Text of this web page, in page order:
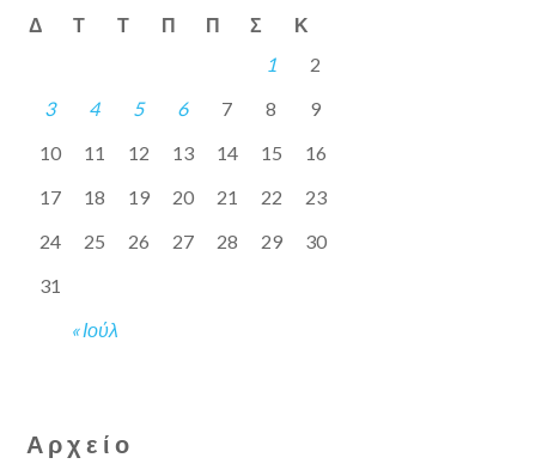
Δ Τ Τ Π Π Σ Κ
« Ιούλ
1
2
3
4 5 6 7 8
9
10
11 12 13 14 15
16
17
18 19 20 21 22
23
24
25 26 27 28 29
30
31
Αρχείο